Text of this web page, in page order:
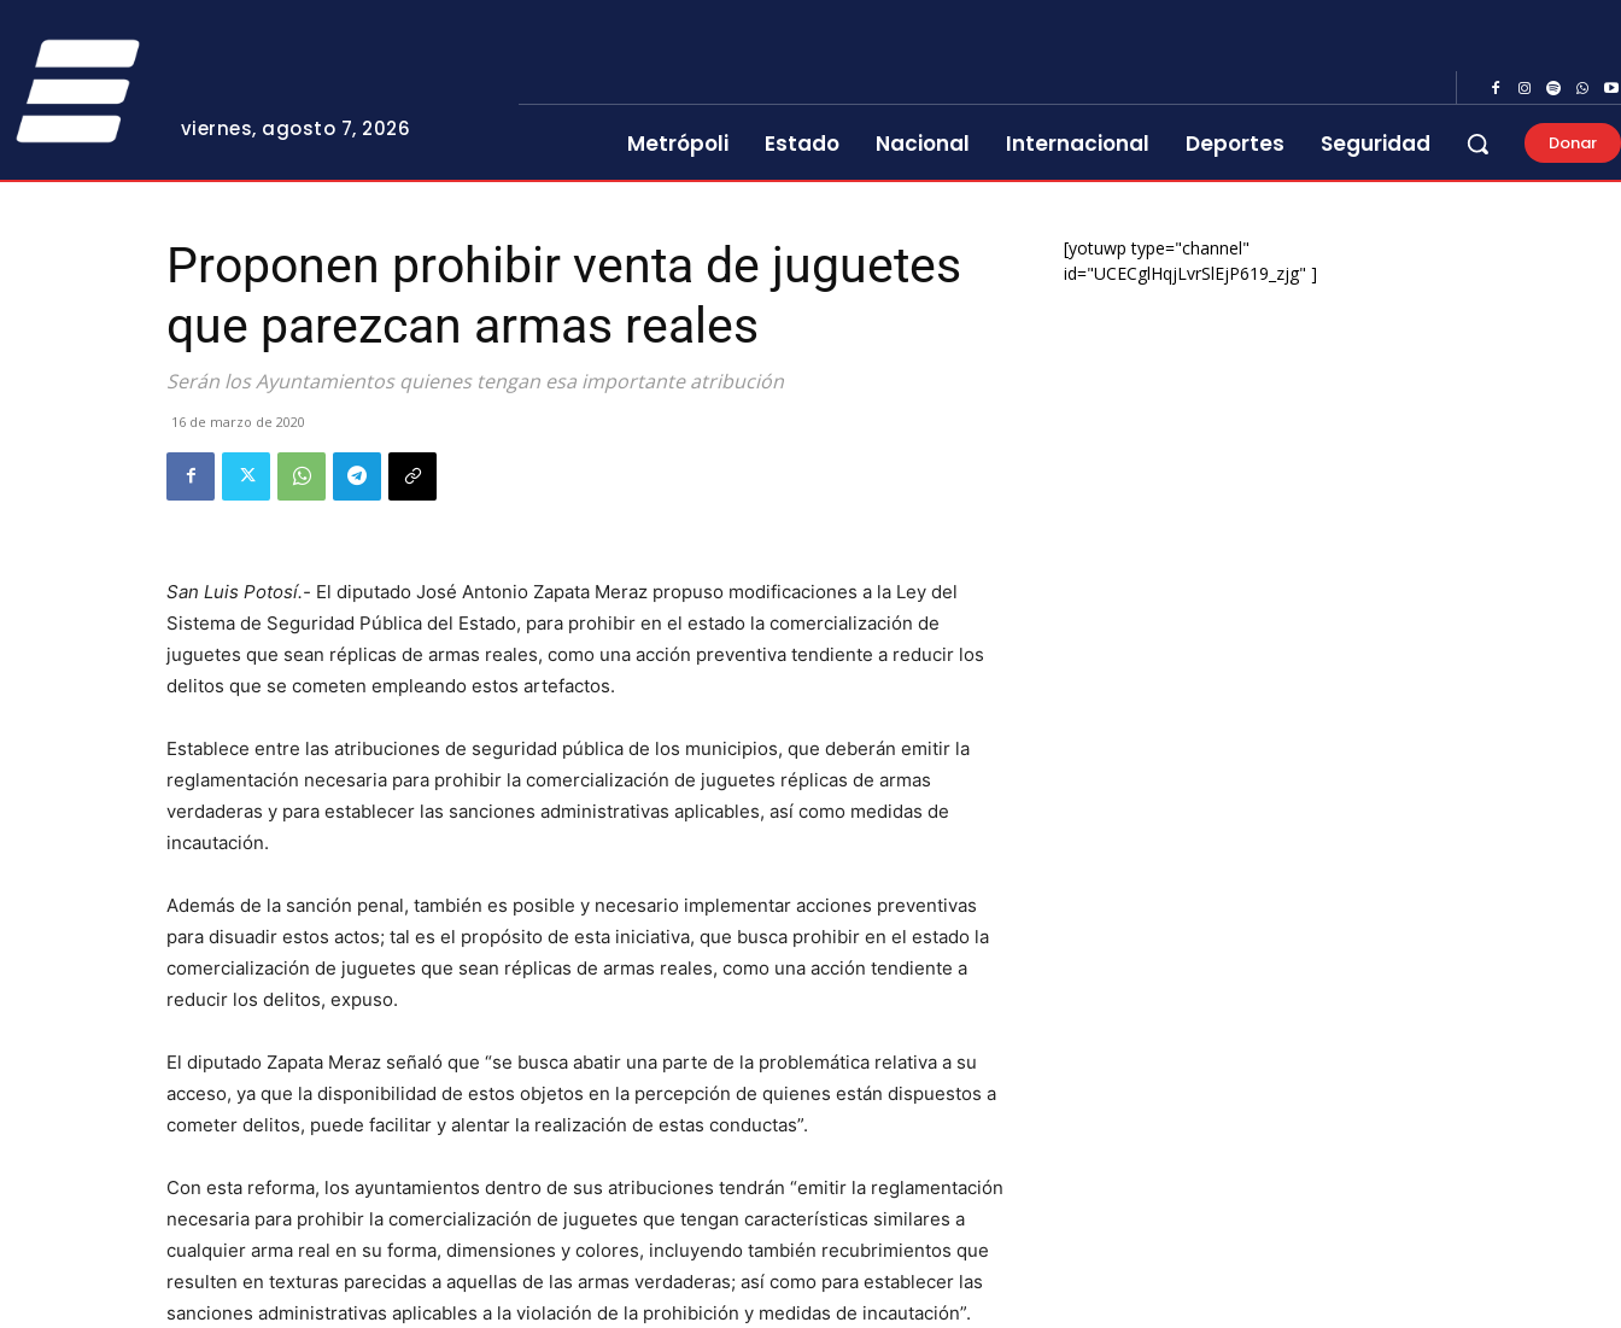
viernes, agosto 7, 2026
Metrópoli Estado Nacional Internacional Deportes Seguridad Donar
Proponen prohibir venta de juguetes
que parezcan armas reales
Serán los Ayuntamientos quienes tengan esa importante atribución
16 de marzo de 2020
San Luis Potosí.- El diputado José Antonio Zapata Meraz propuso modificaciones a la Ley del
Sistema de Seguridad Pública del Estado, para prohibir en el estado la comercialización de
juguetes que sean réplicas de armas reales, como una acción preventiva tendiente a reducir los
delitos que se cometen empleando estos artefactos.
Establece entre las atribuciones de seguridad pública de los municipios, que deberán emitir la
reglamentación necesaria para prohibir la comercialización de juguetes réplicas de armas
verdaderas y para establecer las sanciones administrativas aplicables, así como medidas de
incautación.
Además de la sanción penal, también es posible y necesario implementar acciones preventivas
para disuadir estos actos; tal es el propósito de esta iniciativa, que busca prohibir en el estado la
comercialización de juguetes que sean réplicas de armas reales, como una acción tendiente a
reducir los delitos, expuso.
El diputado Zapata Meraz señaló que “se busca abatir una parte de la problemática relativa a su
acceso, ya que la disponibilidad de estos objetos en la percepción de quienes están dispuestos a
cometer delitos, puede facilitar y alentar la realización de estas conductas”.
Con esta reforma, los ayuntamientos dentro de sus atribuciones tendrán “emitir la reglamentación
necesaria para prohibir la comercialización de juguetes que tengan características similares a
cualquier arma real en su forma, dimensiones y colores, incluyendo también recubrimientos que
resulten en texturas parecidas a aquellas de las armas verdaderas; así como para establecer las
sanciones administrativas aplicables a la violación de la prohibición y medidas de incautación”.
[yotuwp type="channel"
id="UCECglHqjLvrSlEjP619_zjg" ]